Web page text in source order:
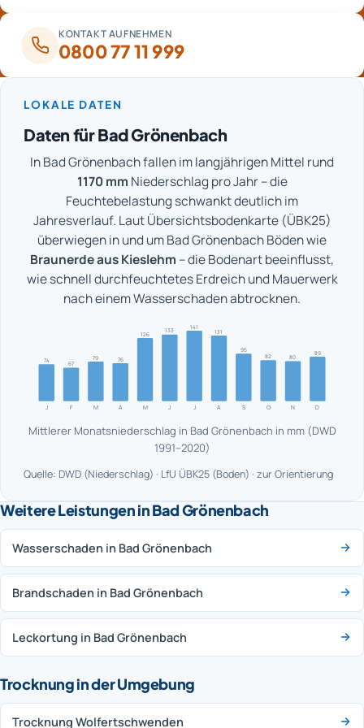
KONTAKT AUFNEHMEN
0800 77 11 999
LOKALE DATEN
Daten für Bad Grönenbach
In Bad Grönenbach fallen im langjährigen Mittel rund
1170 mm Niederschlag pro Jahr – die
Feuchtebelastung schwankt deutlich im
Jahresverlauf. Laut Übersichtsbodenkarte (ÜBK25)
überwiegen in und um Bad Grönenbach Böden wie
Braunerde aus Kieslehm – die Bodenart beeinflusst,
wie schnell durchfeuchtetes Erdreich und Mauerwerk
nach einem Wasserschaden abtrocknen.
J
74
F
67
M
79
A
76
M
126
J
133
J
141
A
131
S
95
O
82
N
80
D
89
Mittlerer Monatsniederschlag in Bad Grönenbach in mm (DWD
1991–2020)
Quelle: DWD (Niederschlag) · LfU ÜBK25 (Boden) · zur Orientierung
Weitere Leistungen in Bad Grönenbach
Wasserschaden in Bad Grönenbach
Brandschaden in Bad Grönenbach
Leckortung in Bad Grönenbach
Trocknung in der Umgebung
Trocknung Wolfertschwenden